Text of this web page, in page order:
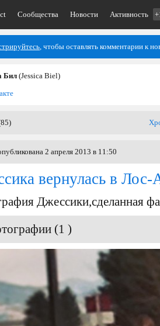
Сообщества Новости Активность
, чтобы оставлять комментарии к
Бил(Jessica Biel)
2 апреля 2013 в 11:50
вернулась в
Джессики,сделанная
(1 )